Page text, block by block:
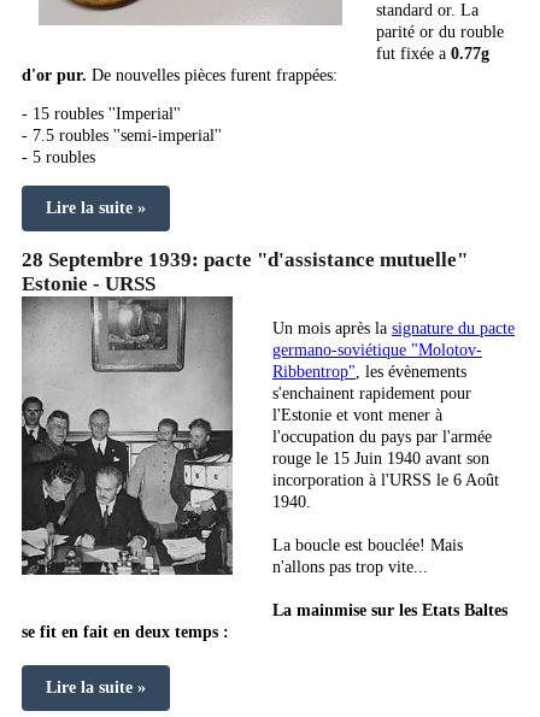
standard or. La
parité or du rouble
fut fixée a 0.77g
d'or pur. De nouvelles pièces furent frappées:
- 15 roubles ''Imperial''
- 7.5 roubles ''semi-imperial''
- 5 roubles
Lire la suite »
28 Septembre 1939: pacte "d'assistance mutuelle"
Estonie - URSS
Un mois après la signature du pacte
germano-soviétique "Molotov-
Ribbentrop", les évènements
s'enchainent rapidement pour
l'Estonie et vont mener à
l'occupation du pays par l'armée
rouge le 15 Juin 1940 avant son
incorporation à l'URSS le 6 Août
1940.
La boucle est bouclée! Mais
n'allons pas trop vite...
La mainmise sur les Etats Baltes
se fit en fait en deux temps :
Lire la suite »